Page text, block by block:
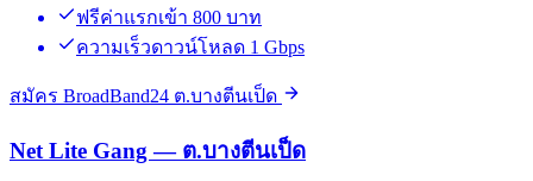
ฟรีค่าแรกเข้า 800 บาท
ความเร็วดาวน์โหลด 1 Gbps
สมัคร BroadBand24 ต.บางตีนเป็ด
Net Lite Gang — ต.บางตีนเป็ด